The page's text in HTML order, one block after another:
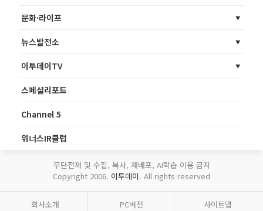
문화·라이프
뉴스발전소
이투데이TV
스페셜리포트
Channel 5
위너스IR클럽
무단전재 및 수집, 복사, 재배포, AI학습 이용 금지
Copyright 2006. 이투데이. All rights reserved
회사소개 PC버전 사이트맵